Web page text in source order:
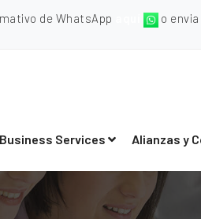
de WhatsApp o envia
Business Services Alianzas y